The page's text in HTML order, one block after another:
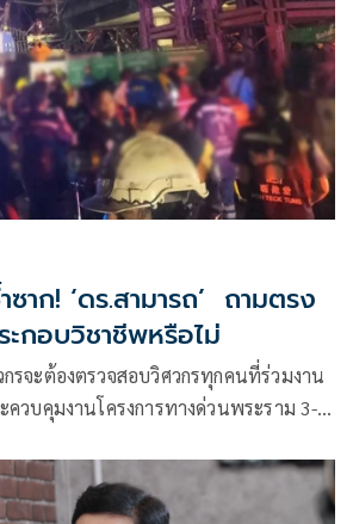
าก! ‘ดร.สามารถ’ ถามตรง
ะกอบวิชาชีพหรือไม่
รจะต้องตรวจสอบวิศวกรทุกคนที่ร่วมงาน
วบคุมงานโครงการทางด่วนพระราม 3-
กว. หรือไม่